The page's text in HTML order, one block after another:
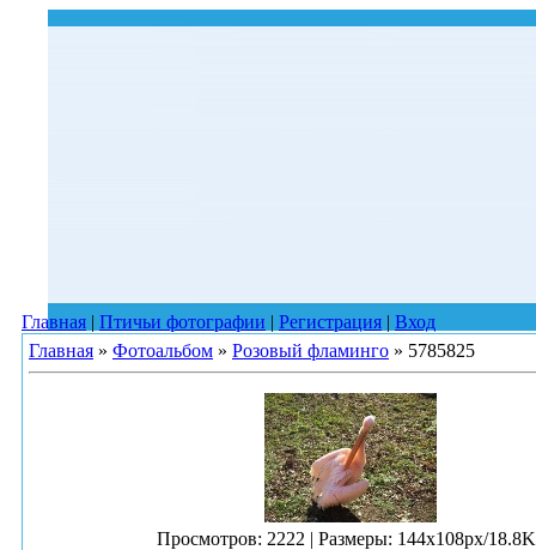
Главная | Птичьи фотографии | Регистрация | Вход
Главная » Фотоальбом » Розовый фламинго » 5785825
Просмотров: 2222 | Размеры: 144x108px/